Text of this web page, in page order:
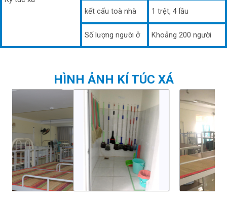
kết cấu toà nhà 1 trệt, 4 lầu
Số lượng người ở Khoảng 200 người
HÌNH ẢNH KÍ TÚC XÁ